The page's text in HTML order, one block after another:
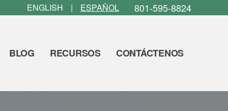
ENGLISH ESPAÑOL 801-595-8824
BLOG RECURSOS CONTÁCTENOS